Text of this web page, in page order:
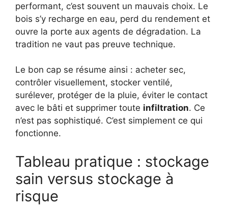
performant, c’est souvent un mauvais choix. Le
bois s’y recharge en eau, perd du rendement et
ouvre la porte aux agents de dégradation. La
tradition ne vaut pas preuve technique.
Le bon cap se résume ainsi : acheter sec,
contrôler visuellement, stocker ventilé,
surélever, protéger de la pluie, éviter le contact
avec le bâti et supprimer toute infiltration. Ce
n’est pas sophistiqué. C’est simplement ce qui
fonctionne.
Tableau pratique : stockage
sain versus stockage à
risque